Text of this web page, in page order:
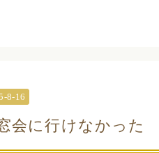
8-16
会に行けなかった